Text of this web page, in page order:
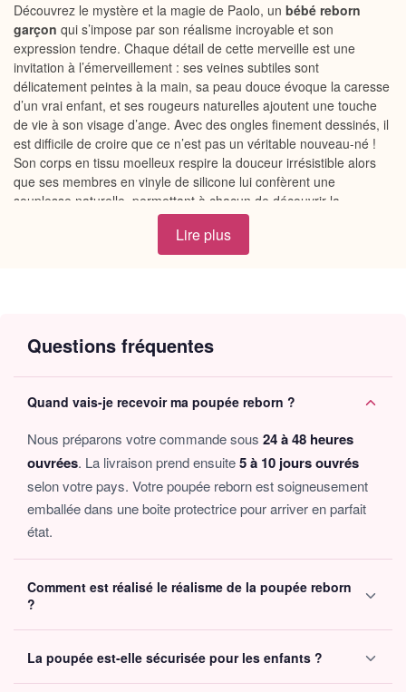
Découvrez le mystère et la magie de Paolo, un bébé reborn
garçon qui s’impose par son réalisme incroyable et son
expression tendre. Chaque détail de cette merveille est une
invitation à l’émerveillement : ses veines subtiles sont
délicatement peintes à la main, sa peau douce évoque la caresse
d’un vrai enfant, et ses rougeurs naturelles ajoutent une touche
de vie à son visage d’ange. Avec des ongles finement dessinés, il
est difficile de croire que ce n’est pas un véritable nouveau-né !
Son corps en tissu moelleux respire la douceur irrésistible alors
que ses membres en vinyle de silicone lui confèrent une
souplesse naturelle, permettant à chacun de découvrir la
sensation authentique de tenir un bébé.
Mesurant 42 cm et pesant 2,2 kg, Paolo est conçu pour donner
bleue et ses chaussettes en laine beige achèvent son look
les instants de tendresse.
Fabriqué avec soin dans notre petit atelier en Espagne, Paolo ne
vient pas seul. À son arrivée, il est muni d’un certificat
d’authenticité, prouvant son caractère exclusif, d’une carte de
naissance soigneusement préparée, ainsi qu’un guide de soins
détaillé et un catalogue regorgeant d’autres modèles magnifiques
de bébés reborn.
Lire plus
Questions fréquentes
Quand vais-je recevoir ma poupée reborn ?
Nous préparons votre commande sous 24 à 48 heures
ouvrées. La livraison prend ensuite5 à 10 jours ouvrés
selon votre pays. Votre poupée reborn est soigneusement
emballée dans une boite protectrice pour arriver en parfait
état.
Comment est réalisé le réalisme de la poupée reborn
?
de peinture avancéespour reproduire les détails les plus
fins — veines, nuances de peau, lèvres, ongles... Le
La poupée est-elle sécurisée pour les enfants ?